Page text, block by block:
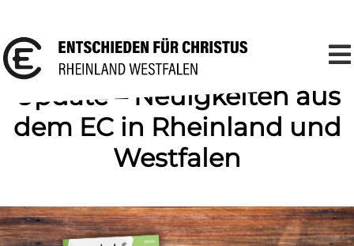
Update – Neuigkeiten aus
dem EC in Rheinland und
Westfalen